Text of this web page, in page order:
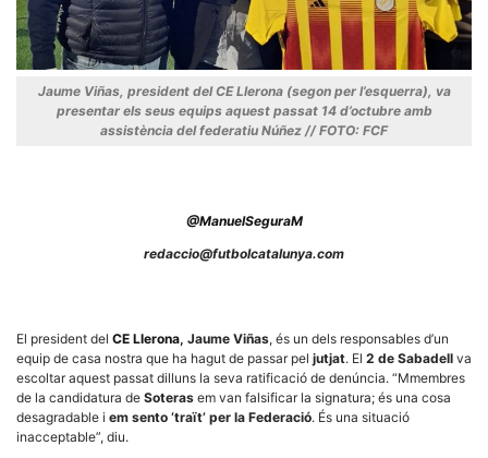
Jaume Viñas, president del CE Llerona (segon per l’esquerra), va
presentar els seus equips aquest passat 14 d’octubre amb
assistència del federatiu Núñez // FOTO: FCF
@ManuelSeguraM
redaccio@futbolcatalunya.com
El president del CE Llerona, Jaume Viñas, és un dels responsables d’un
equip de casa nostra que ha hagut de passar pel jutjat. El 2 de Sabadell va
escoltar aquest passat dilluns la seva ratificació de denúncia. “Mmembres
de la candidatura de Soteras em van falsificar la signatura; és una cosa
desagradable i em sento ‘traït’ per la Federació. És una situació
inacceptable”, diu.
Necessàries
Aquestes
cookies no
són
són
necessàries
per al
funcionament
Recopilem
del lloc web
per a millorar
la funcionalitat
i la seva
estructura.